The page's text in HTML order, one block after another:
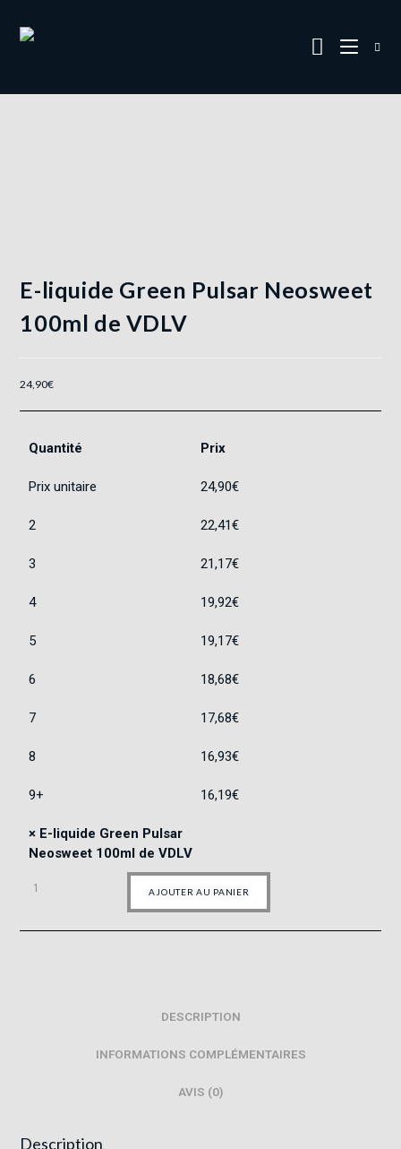
E-liquide Green Pulsar Neosweet
100ml de VDLV
24,90€
Quantité Prix
Prix unitaire 24,90€
2 22,41€
3 21,17€
4 19,92€
5 19,17€
6 18,68€
7 17,68€
8 16,93€
9+ 16,19€
× E-liquide Green Pulsar
Neosweet 100ml de VDLV
AJOUTER AU PANIER
DESCRIPTION
INFORMATIONS COMPLÉMENTAIRES
AVIS (0)
Description